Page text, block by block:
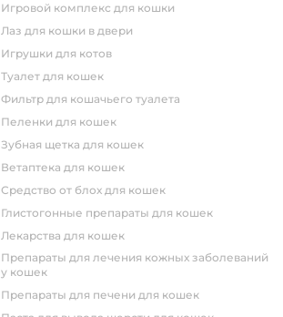
игровой комплекс для кошки
лаз для кошки в двери
игрушки для котов
туалет для кошек
фильтр для кошачьего туалета
пеленки для кошек
зубная щетка для кошек
ветаптека для кошек
средство от блох для кошек
глистогонные препараты для кошек
лекарства для кошек
препараты для лечения кожных заболеваний
у кошек
препараты для печени для кошек